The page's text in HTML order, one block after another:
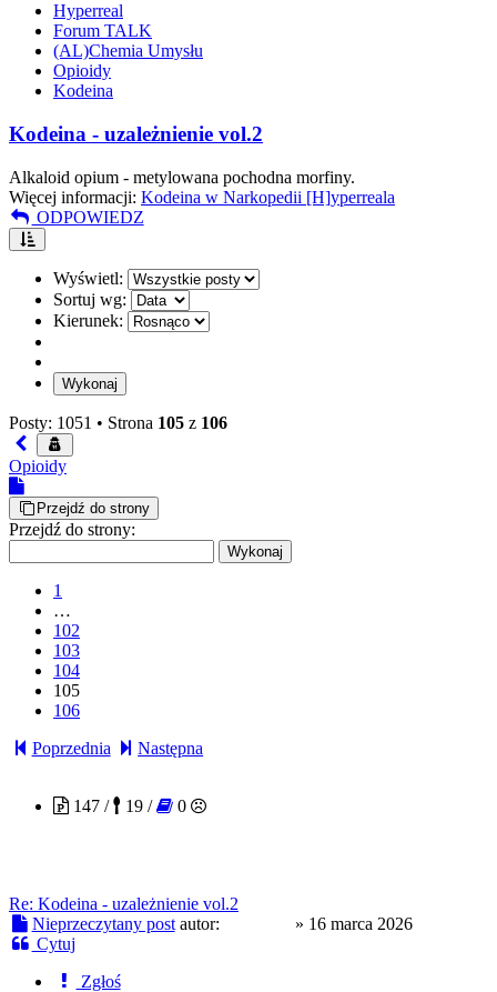
Hyperreal
Forum TALK
(AL)Chemia Umysłu
Opioidy
Kodeina
Kodeina - uzależnienie vol.2
Alkaloid opium - metylowana pochodna morfiny.
Więcej informacji: Kodeina w Narkopedii [H]yperreala
ODPOWIEDZ
Wyświetl:
Sortuj wg:
Kierunek:
Posty: 1051 • Strona 105 z 106
Opioidy
Przejdź do strony
Przejdź do strony:
1
…
102
103
104
105
106
Poprzednia
Następna
147 /
19 / 0
Re: Kodeina - uzależnienie vol.2
Nieprzeczytany post autor: » 16 marca 2026
Cytuj
Zgłoś